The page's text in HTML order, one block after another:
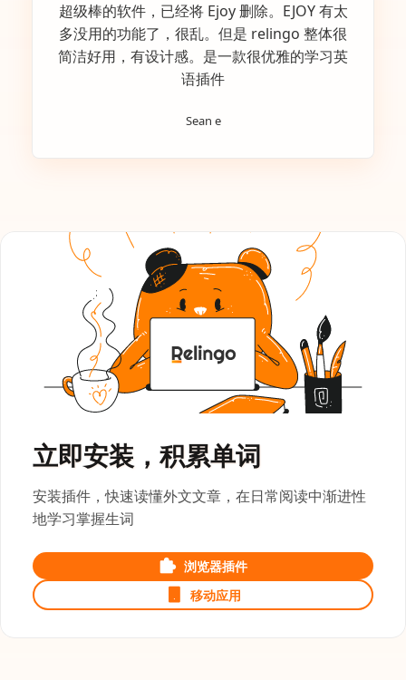
超级棒的软件，已经将 Ejoy 删除。EJOY 有太
多没用的功能了，很乱。但是 relingo 整体很
简洁好用，有设计感。是一款很优雅的学习英
语插件
Sean e
立即安装，积累单词
安装插件，快速读懂外文文章，在日常阅读中渐进性
地学习掌握生词
浏览器插件
移动应用